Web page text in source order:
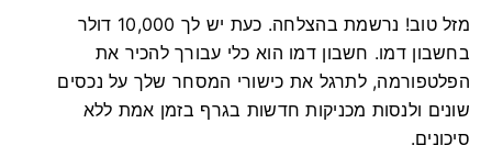
מזל טוב! נרשמת בהצלחה. כעת יש לך 10,000 דולר
בחשבון דמו. חשבון דמו הוא כלי עבורך להכיר את
הפלטפורמה, לתרגל את כישורי המסחר שלך על נכסים
שונים ולנסות מכניקות חדשות בגרף בזמן אמת ללא
סיכונים.